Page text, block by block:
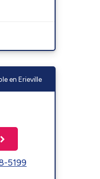
en Erieville
5199